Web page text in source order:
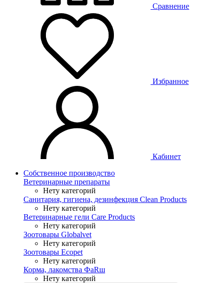
Сравнение
Избранное
Кабинет
Собственное производство
Ветеринарные препараты
Нету категорий
Санитария, гигиена, дезинфекция Clean Products
Нету категорий
Ветеринарные гели Care Products
Нету категорий
Зоотовары Globalvet
Нету категорий
Зоотовары Ecopet
Нету категорий
Корма, лакомства ФaRш
Нету категорий